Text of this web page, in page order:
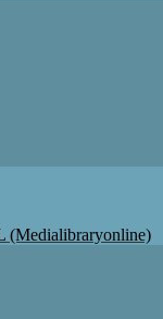
(Medialibraryonline)